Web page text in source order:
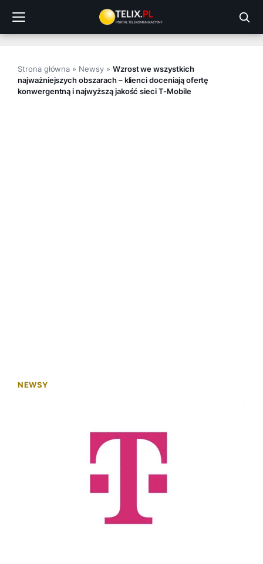
treści
Strona główna » Newsy» Wzrost we wszystkich
najważniejszych obszarach – klienci doceniają ofertę
konwergentną i najwyższą jakość sieci T-Mobile
NEWSY